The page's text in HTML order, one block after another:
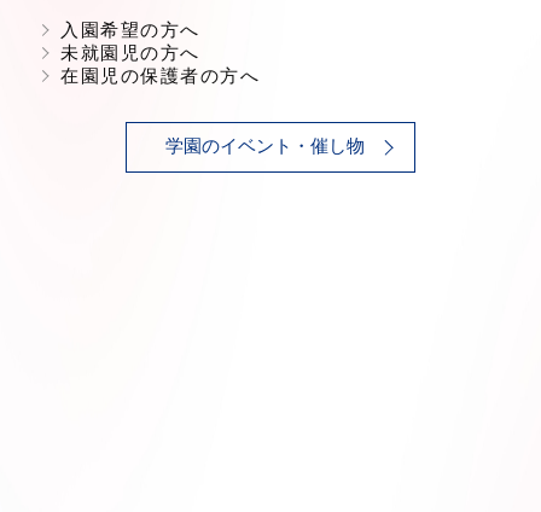
入園希望の方へ
未就園児の方へ
在園児の保護者の方へ
学園のイベント・催し物